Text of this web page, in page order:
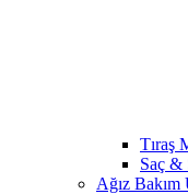
Tıraş
Saç &
Ağız Bakım